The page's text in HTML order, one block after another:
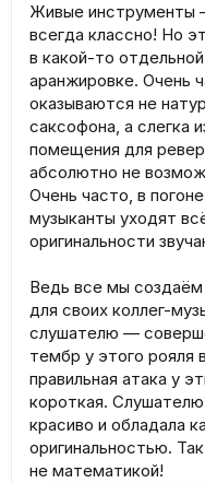
Живые инструменты
всегда классно! Но
в какой-то
аранжировке. Очень
оказываются не
саксофона, а слегка
помещения для
абсолютно не
Очень часто, в
музыканты уходят
оригинальности
Ведь все мы создаём
для своих коллег-
слушателю —
тембр у этого рояля
правильная атака у
короткая.
красиво и обладала
оригинальностью.
не математикой!